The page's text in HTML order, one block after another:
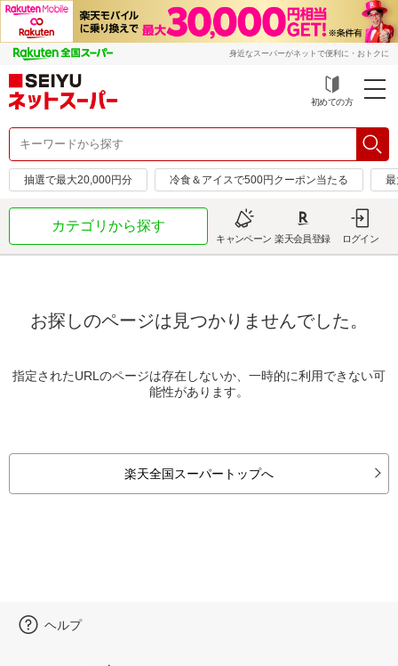
身近なスーパーがネットで便利に・おトクに
初めての方
抽選で最大20,000円分 冷食＆アイスで500円クーポン当たる
カテゴリから探す
キャンペーン 楽天会員登録 ログイン
お探しのページは見つかりませんでした。
指定されたURLのページは存在しないか、一時的に利用できない可
能性があります。
楽天全国スーパートップへ
ヘルプ